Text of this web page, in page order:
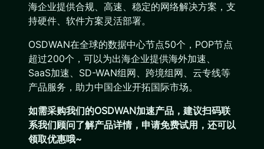
海企业提供合规、高速、稳定的网络解决方案，支
持硬件、软件方案灵活部署。
OSDWAN在全球的数据中心节点50个，POP节点
超过200个，可以为出海企业提供海外加速、
SaaS加速、SD-WAN组网、跨境组网、云专线等
产品服务，助力中国企业开拓国际市场。
如需采购我们的OSDWAN加速产品，建议扫码联
系我们顾问了解产品详情，申请免费试用，还可以
领取优惠哦~